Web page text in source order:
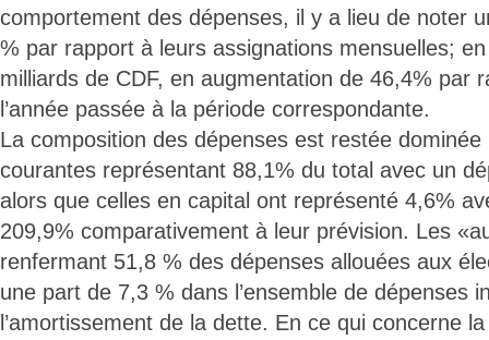
comportement des dépenses, il y a lieu de noter
% par rapport à leurs assignations mensuelles;
milliards de CDF, en augmentation de 46,4% par
l’année passée à la période correspondante.
La composition des dépenses est restée
courantes représentant 88,1% du total avec un
alors que celles en capital ont représenté 4,6%
209,9% comparativement à leur prévision. Les
renfermant 51,8 % des dépenses allouées aux
une part de 7,3 % dans l’ensemble de dépenses
l’amortissement de la dette. En ce qui concerne